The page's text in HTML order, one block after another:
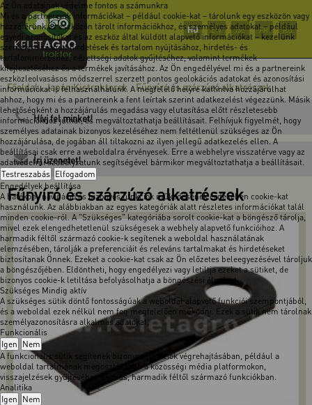
Az Ön adatainak védelme fontos a számunkra
Mi és a partnereink információkat – például cookie-kat – tárolunk egy eszközön vagy
hozzáférünk az eszközön tárolt információkhoz, és személyes adatokat – például
egyedi azonosítókat és az eszköz által küldött alapvető információkat – kezelünk
személyre szabott hirdetések és tartalom nyújtásához, hirdetés- és
tartalomméréshez, nézettségi adatok gyűjtéséhez, valamint termékek
kifejlesztéséhez és a termékek javításához. Az Ön engedélyével mi és a partnereink
eszközleolvasásos módszerrel szerzett pontos geolokációs adatokat és azonosítási
információkat is felhasználhatunk. A megfelelő helyre kattintva hozzájárulhat
ahhoz, hogy mi és a partnereink a fent leírtak szerint adatkezelést végezzünk. Másik
lehetőségként a hozzájárulás megadása vagy elutasítása előtt részletesebb
információkhoz juthat, és megváltoztathatja beállításait. Felhívjuk figyelmét, hogy
személyes adatainak bizonyos kezeléséhez nem feltétlenül szükséges az Ön
hozzájárulása, de jogában áll tiltakozni az ilyen jellegű adatkezelés ellen. A
beállításai csak erre a weboldalra érvényesek. Erre a webhelyre visszatérve vagy az
adatvédelmi szabályzatunk segítségével bármikor megváltoztathatja a beállításait.
Testreszabás Elfogadom
Engedélyek beállítása
A hatékony navigáció és bizonyos funkciók működésének érdekében cookie-kat
használunk. Az alábbiakban az egyes kategóriák alatt részletes információkat talál
minden cookie-ról. A "Szükséges" kategóriába sorolt cookie-kat a böngésző tárolja,
mivel ezek elengedhetetlenül szükségesek a webhely alapvető funkcióihoz. A
harmadik féltől származó cookie-k segítenek a weboldal használatának
elemzésében, tárolják a preferenciáit és releváns tartalmakat és hirdetéseket
biztosítanak Önnek. Ezeket a cookie-kat csak az Ön előzetes beleegyezésével tároljuk
a böngészőjében. Eldöntheti, hogy engedélyezi vagy letiltja ezeket a sütiket, de
bizonyos cookie-k letiltása befolyásolhatja a böngészési élményt.
Szükséges Mindig aktív
A szükséges sütik döntő fontosságúak a weboldal alapvető funkciói szempontjából,
és a weboldal ezek nélkül nem fog megfelelően működni. Ezek a sütik nem tárolnak
személyazonosításra alkalmas adatokat.
Funkcionális
Igen Nem
A funkcionális sütik segítenek bizonyos funkciók végrehajtásában, például a
weboldal tartalmának megosztásában a közösségi média platformokon,
visszajelzések gyűjtésében és más, harmadik féltől származó funkciókban.
Analitika
Igen Nem
HU EN DE FR RO
Főoldal-Japán Kistraktorok -Fűnyíró és szárzúzó alkatrészek
Hívj fel minket!
Írj üzenetet!
Fűnyíró és szárzúzó alkatrészek